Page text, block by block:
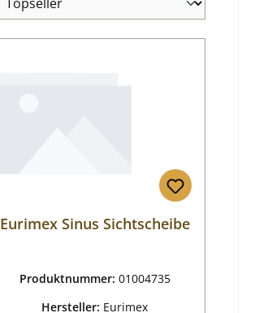
Eurimex Sinus Sichtscheibe
Produktnummer: 01004735
Hersteller: Eurimex